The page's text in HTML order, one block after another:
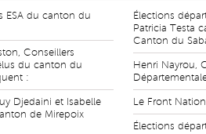
ESA du canton du
Conseillers
du canton du
:
Djedaini et Isabelle
de Mirepoix
Élections
Patricia Testa
Canton du
Henri Nayrou,
Le Front
Élections